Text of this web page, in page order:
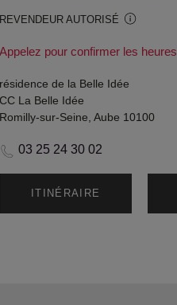
REVENDEUR AUTORISÉ
Appelez pour confirmer les heures
résidence de la Belle Idée
CC La Belle Idée
Romilly-sur-Seine, Aube 10100
03 25 24 30 02
ITINÉRAIRE